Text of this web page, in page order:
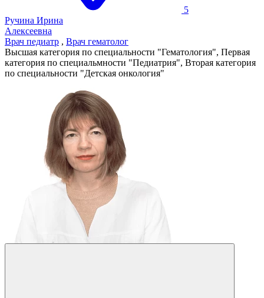
5
Ручина Ирина
Алексеевна
Врач педиатр , Врач гематолог
Высшая категория по специальности "Гематология", Первая
категория по специальмности "Педиатрия", Вторая категория
по специальности "Детская онкология"